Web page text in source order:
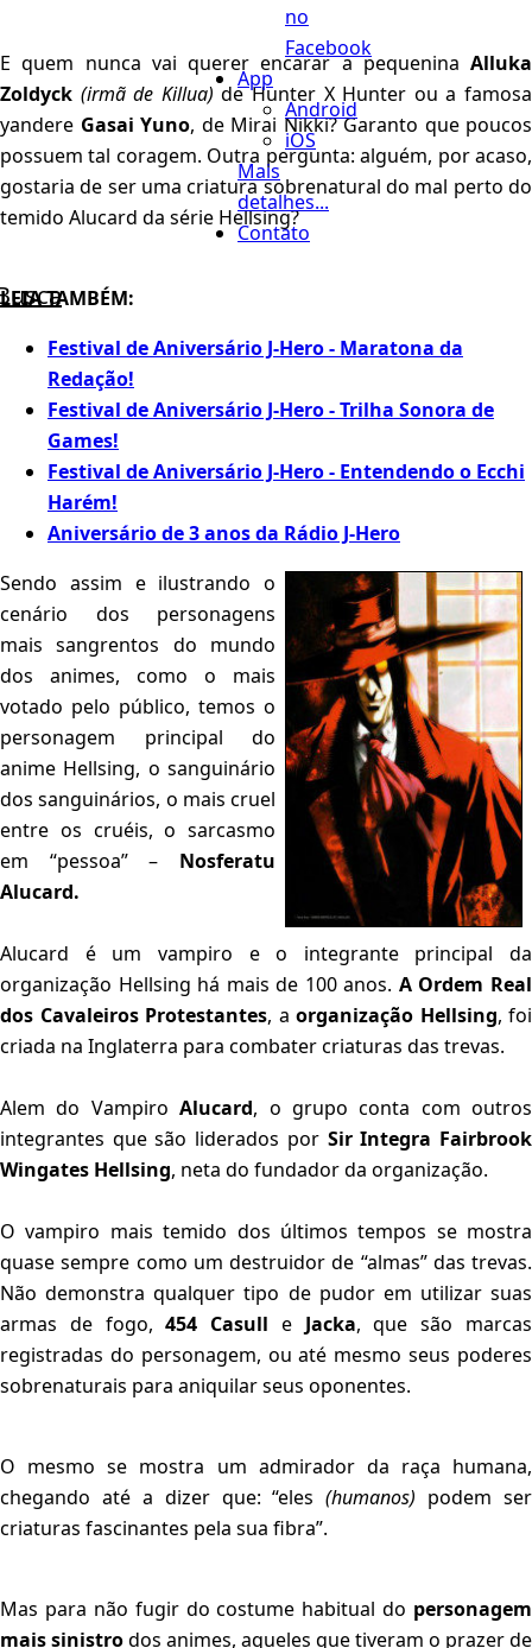
no
Facebook
App
Android
iOS
Mais
detalhes...
Contato
E quem nunca vai querer encarar a pequenina Alluka
Zoldyck (irmã de Killua) de Hunter X Hunter ou a famosa
yandere Gasai Yuno, de Mirai Nikki? Garanto que poucos
possuem tal coragem. Outra pergunta: alguém, por acaso,
gostaria de ser uma criatura sobrenatural do mal perto do
temido Alucard da série Hellsing?
LEIA TAMBÉM:
Festival de Aniversário J-Hero - Maratona da
Redação!
Festival de Aniversário J-Hero - Trilha Sonora de
Games!
Festival de Aniversário J-Hero - Entendendo o Ecchi
Harém!
Aniversário de 3 anos da Rádio J-Hero
Sendo assim e ilustrando o
cenário dos personagens
mais sangrentos do mundo
dos animes, como o mais
votado pelo público, temos o
personagem principal do
anime Hellsing, o sanguinário
dos sanguinários, o mais cruel
entre os cruéis, o sarcasmo
em “pessoa” – Nosferatu
Alucard.
Alucard é um vampiro e o integrante principal da
organização Hellsing há mais de 100 anos. A Ordem Real
dos Cavaleiros Protestantes, a organização Hellsing, foi
criada na Inglaterra para combater criaturas das trevas.
Alem do VampiroAlucard, o grupo conta com outros
integrantes que são liderados porSir Integra Fairbrook
Wingates Hellsing, neta do fundador da organização.
O vampiro mais temido dos últimos tempos se mostra
quase sempre como um destruidor de “almas” das trevas.
Não demonstra qualquer tipo de pudor em utilizar suas
armas de fogo,454 Casull e Jacka, que são marcas
registradas do personagem, ou até mesmo seus poderes
sobrenaturais para aniquilar seus oponentes.
O mesmo se mostra um admirador da raça humana,
chegando até a dizer que: “eles(humanos) podem ser
criaturas fascinantes pela sua fibra”.
Mas para não fugir do costume habitual do personagem
mais sinistrodos animes, aqueles que tiveram o prazer de